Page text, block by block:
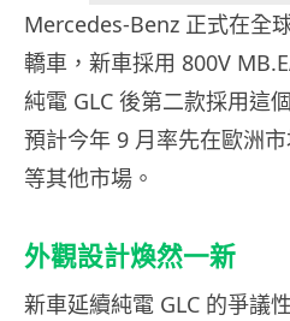
Mercedes-Benz 正式在全
轎車，新車採用 800V
純電 GLC 後第二款採用這
預計今年 9 月率先在歐洲
等其他市場。
外觀設計煥然一新
新車延續純電 GLC 的爭議